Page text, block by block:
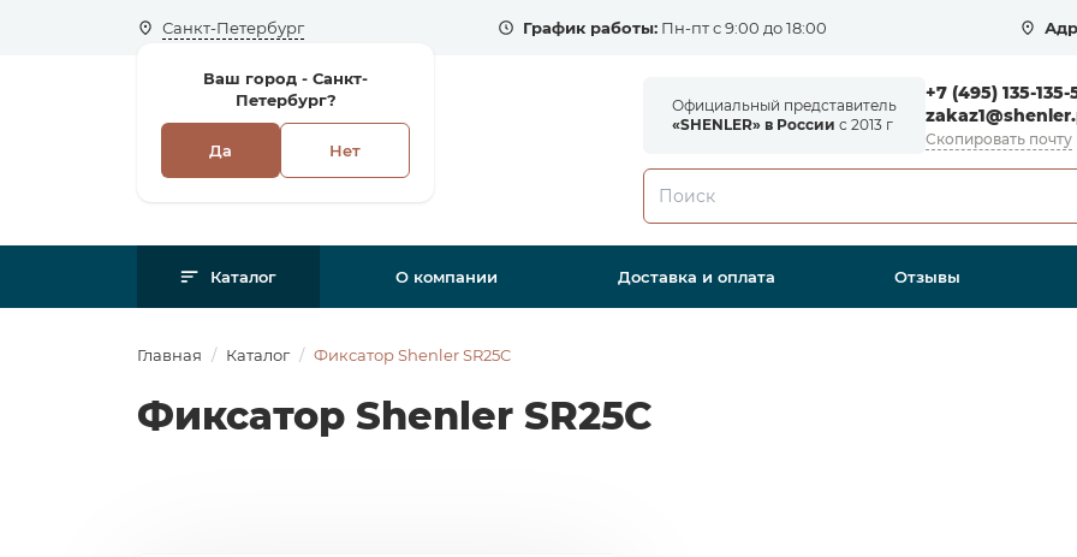
Санкт-Петербург
Ваш город - Санкт-
Петербург?
Да Нет
График работы:Пн-пт с 9:00 до 18:00
Официальный представитель
«SHENLER» в России с 2013 г
+7 (495) 135-135-
Скопировать почту
Каталог О компании Доставка и оплата Отзывы
Главная Каталог Фиксатор Shenler SR25C
Фиксатор Shenler SR25C